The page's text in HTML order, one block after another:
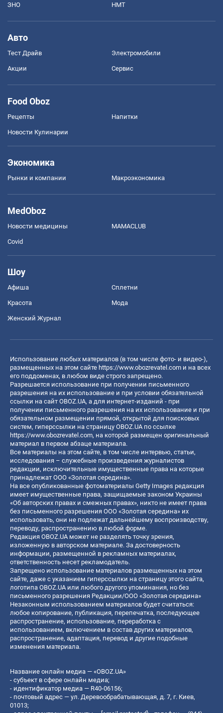
ЗНО НМТ
Авто
Тест Драйв Электромобили
Акции Сервис
Food Oboz
Рецепты Напитки
Новости Кулинарии
Экономика
Рынки и компании Mакроэкономика
MedOboz
Новости медицины MAMACLUB
Covid
Шоу
Афиша Сплетни
Красота Мода
Женский Журнал
Использование любых материалов (в том числе фото- и видео-),
размещенных на этом сайте https://www.obozrevatel.com и на всех
его поддоменах, в любом виде строго запрещено.
Разрешается использование при получении письменного
разрешения на их использование и при условии обязательной
ссылки на сайт OBOZ.UA, а для интернет-изданий - при
получении письменного разрешения на их использование и при
обязательном размещении прямой, открытой для поисковых
систем, гиперссылки на страницу OBOZ.UA по ссылке
https://www.obozrevatel.com, на которой размещен оригинальный
материал в первом абзаце материала.
Все материалы на этом сайте, в том числе интервью, статьи,
исследования – служебные произведения журналистов
редакции, исключительные имущественные права на которые
принадлежат ООО «Золотая середина».
На все опубликованные фотоматериалы Getty Images редакция
имеет имущественные права, защищаемые законом Украины
«Об авторских правах и смежных правах», никто не имеет права
без письменного разрешения ООО «Золотая середина» их
использовать, они не подлежат дальнейшему воспроизводству,
переводу, распространению в любой форме.
Редакция OBOZ.UA может не разделять точку зрения,
изложенную в авторском материале. За достоверность
информации, размещенной в рекламных материалах,
ответственность несет рекламодатель.
Запрещено использование материалов размещенных на этом
сайте, даже с указанием гиперссылки на страницу этого сайта,
логотипа OBOZ.UA или любого другого упоминания, но без
письменного разрешения Редакции/ООО «Золотая середина»
Незаконным использованием материалов будет считаться:
любое копирование, публикация, перепечатка, последующее
распространение, использование, переработка с
использованием, включением в состав других материалов,
распространение, адаптация, перевод и другие подобные
изменения материала.
Название онлайн медиа — «OBOZ.UA»
- субъект в сфере онлайн медиа;
- идентификатор медиа — R40-06156;
- почтовый адрес — ул. Деревообрабатывающая, д. 7, г. Киев,
01013;